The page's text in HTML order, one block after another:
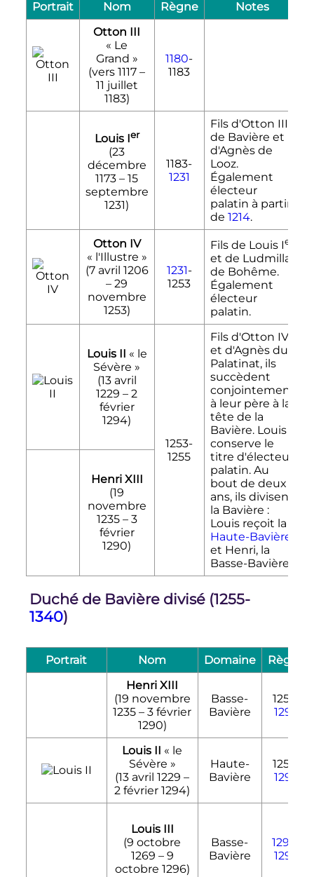
Portrait Nom Règne Notes
Otton III
« Le
Grand »
(vers 1117 –
11 juillet
1183)
1180-
1183
Louis Ier
(23
décembre
1173 –15
septembre
1231)
1183-
1231
Fils d'Otton III
de Bavière et
d'Agnès de
Looz.
Également
électeur
palatin à partir
de 1214.
Otton IV
« l'Illustre »
(7 avril 1206
–29
novembre
1253)
1231-
1253
Fils de Louis Ier
et de Ludmilla
de Bohême.
Également
électeur
palatin.
Louis II « le
Sévère »
(13 avril
1229 –2
février
1294)
1253-
1255
Fils d'Otton IV
et d'Agnès du
Palatinat, ils
succèdent
conjointement
à leur père à la
tête de la
Bavière. Louis
conserve le
titre d'électeur
palatin. Au
bout de deux
ans, ils divisent
la Bavière :
Louis reçoit la
Haute-Bavière
et Henri, la
Basse-Bavière.
Henri XIII
(19
novembre
1235– 3
février
1290)
Duché de Bavière divisé (1255-
1340)
Portrait Nom Domaine
Règne
Henri XIII
(19 novembre
1235 –3 février
1290)
Basse-
Bavière
1255-
1290
Louis II « le
Sévère »
(13 avril 1229 –
2 février 1294)
Haute-
Bavière
1255-
1294
Louis III
(9 octobre
1269 – 9
octobre 1296)
Basse-
Bavière
1290
1296